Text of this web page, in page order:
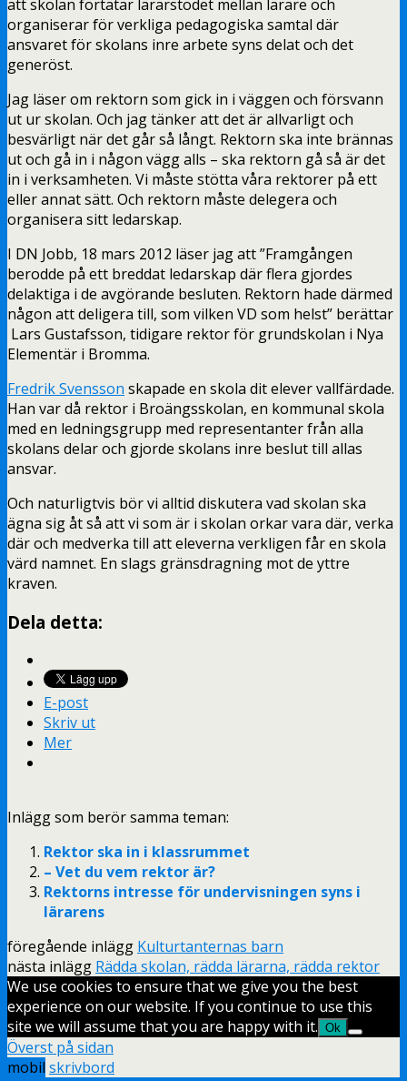
att skolan förtätar lärarstödet mellan lärare och
organiserar för verkliga pedagogiska samtal där
ansvaret för skolans inre arbete syns delat och det
generöst.
Jag läser om rektorn som gick in i väggen och försvann
ut ur skolan. Och jag tänker att det är allvarligt och
besvärligt när det går så långt. Rektorn ska inte brännas
ut och gå in i någon vägg alls – ska rektorn gå så är det
in i verksamheten. Vi måste stötta våra rektorer på ett
eller annat sätt. Och rektorn måste delegera och
organisera sitt ledarskap.
I DN Jobb, 18 mars 2012 läser jag att ”Framgången
berodde på ett breddat ledarskap där flera gjordes
delaktiga i de avgörande besluten. Rektorn hade därmed
någon att deligera till, som vilken VD som helst” berättar
Lars Gustafsson, tidigare rektor för grundskolan i Nya
Elementär i Bromma.
Fredrik Svensson skapade en skola dit elever vallfärdade.
Han var då rektor i Broängsskolan, en kommunal skola
med en ledningsgrupp med representanter från alla
skolans delar och gjorde skolans inre beslut till allas
ansvar.
Och naturligtvis bör vi alltid diskutera vad skolan ska
ägna sig åt så att vi som är i skolan orkar vara där, verka
där och medverka till att eleverna verkligen får en skola
värd namnet. En slags gränsdragning mot de yttre
kraven.
Dela detta:
E-post
Skriv ut
Mer
Inlägg som berör samma teman:
Rektor ska in i klassrummet
– Vet du vem rektor är?
Rektorns intresse för undervisningen syns i
lärarens
föregående inlägg Kulturtanternas barn
nästa inlägg Rädda skolan, rädda lärarna, rädda rektor
We use cookies to ensure that we give you the best
experience on our website. If you continue to use this
site we will assume that you are happy with it. Ok
Överst på sidan
mobil skrivbord